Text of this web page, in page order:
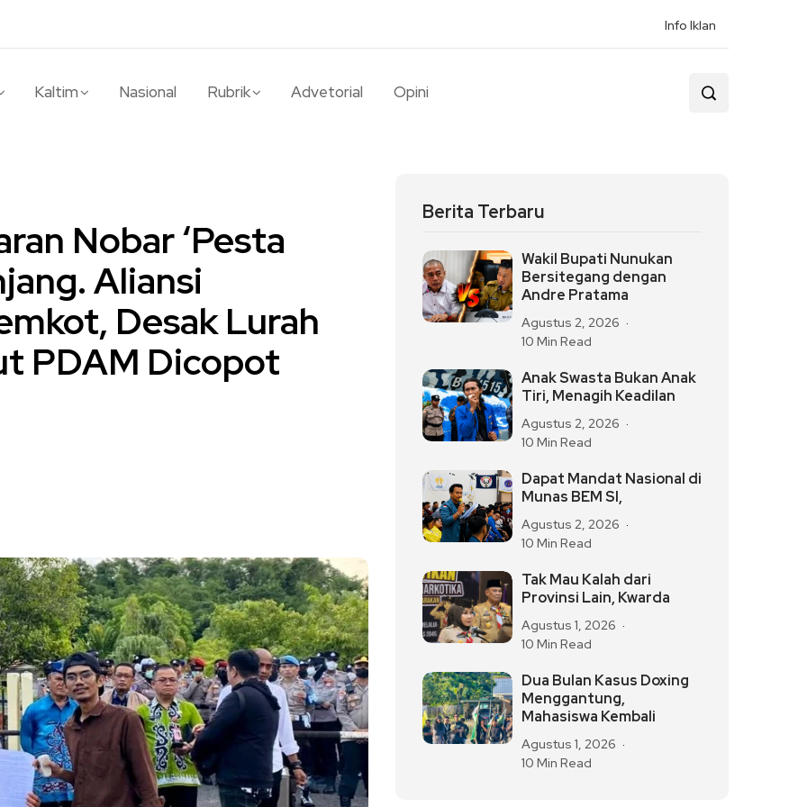
Info Iklan
Kaltim Nasional Rubrik Advetorial Opini
Nobar ‘Pesta
Aliansi
Desak Lurah
PDAM Dicopot
Berita Terbaru
Wakil Bupati Nunukan
Bersitegang dengan
Andre Pratama
Agustus 2, 2026
10 Min Read
Anak Swasta Bukan Anak
Tiri, Menagih Keadilan
Agustus 2, 2026
10 Min Read
Dapat Mandat Nasional di
Munas BEM SI,
Agustus 2, 2026
10 Min Read
Tak Mau Kalah dari
Provinsi Lain, Kwarda
Agustus 1, 2026
10 Min Read
Dua Bulan Kasus Doxing
Menggantung,
Mahasiswa Kembali
Agustus 1, 2026
10 Min Read